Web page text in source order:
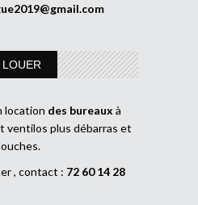
LOUER
location des bureaux à
ventilos plus débarras et
, contact : 72 60 14 28